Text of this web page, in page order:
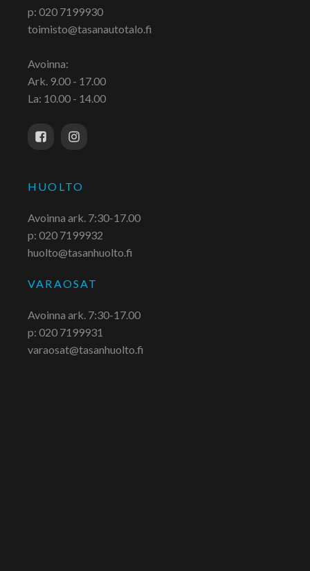
p: 020 7199930
toimisto@tasanautotalo.fi
Avoinna:
Ark. 9.00 - 17.00
La: 10.00 - 14.00
HUOLTO
Avoinna ark. 7:30-17.00
p: 020 7199932
huolto@tasanhuolto.fi
VARAOSAT
Avoinna ark. 7:30-17.00
p: 020 7199931
varaosat@tasanhuolto.fi